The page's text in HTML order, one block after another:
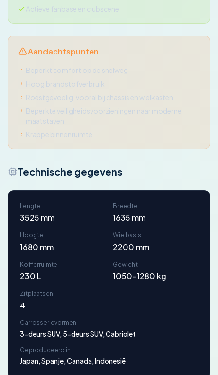
Actieve fanbase en clubscene
Aandachtspunten
Beperkt comfort op de snelweg
Hoog brandstofverbruik
Roestgevoelig, vooral bij chassis en wielkasten
Beperkte veiligheidsvoorzieningen naar moderne
maatstaven
Krappe binnenruimte
Technische gegevens
Lengte
3525 mm
Breedte
1635 mm
Hoogte
1680 mm
Wielbasis
2200 mm
Kofferruimte
230 L
Gewicht
1050-1280 kg
Zitplaatsen
4
Carrosserievormen
3-deurs SUV, 5-deurs SUV, Cabriolet
Geproduceerd in
Japan, Spanje, Canada, Indonesië